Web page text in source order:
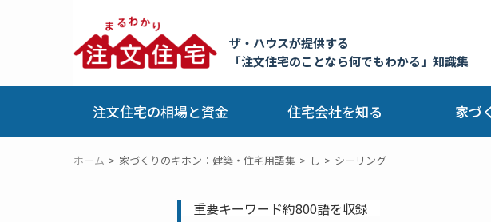
ザ・ハウスが提供する
「注文住宅のことなら何でもわかる」知識集
注文住宅の相場と資金 住宅会社を知る 家づ
ホーム 家づくりのキホン：建築・住宅用語集 し シーリング
重要キーワード約800語を収録